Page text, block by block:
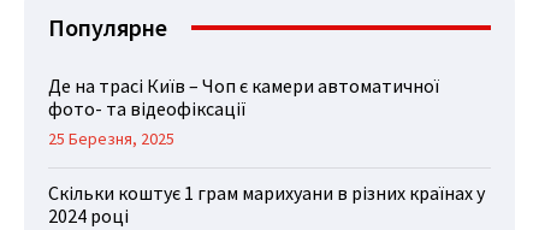
Популярне
Де на трасі Київ – Чоп є камери автоматичної
фото- та відеофіксації
25 Березня, 2025
Скільки коштує 1 грам марихуани в різних країнах у
2024 році